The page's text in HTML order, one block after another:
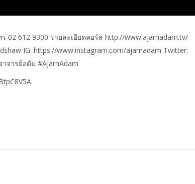
02 612 9300 รายละเอียดคอร์ส http://www.ajarnadam.tv/
IG: https://www.instagram.com/ajarnadam Twitter:
จารย์อดัม #AjarnAdam